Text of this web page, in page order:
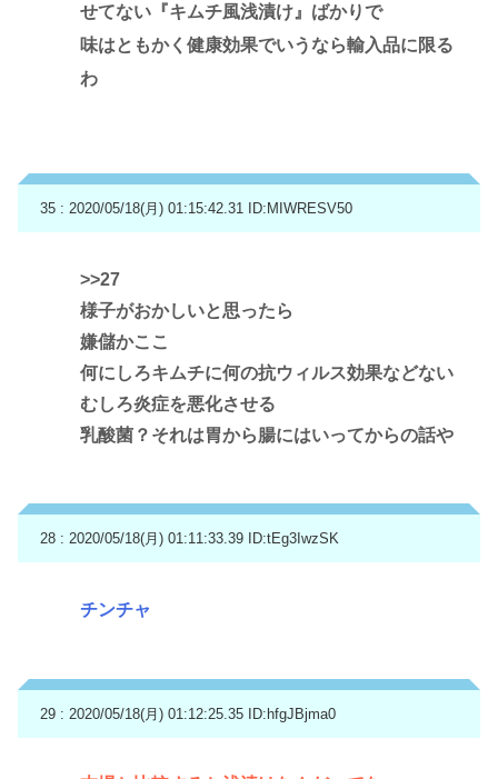
せてない『キムチ風浅漬け』ばかりで
味はともかく健康効果でいうなら輸入品に限る
わ
35 : 2020/05/18(月) 01:15:42.31 ID:MIWRESV50
>>27
様子がおかしいと思ったら
嫌儲かここ
何にしろキムチに何の抗ウィルス効果などない
むしろ炎症を悪化させる
乳酸菌？それは胃から腸にはいってからの話や
28 : 2020/05/18(月) 01:11:33.39 ID:tEg3IwzSK
チンチャ
29 : 2020/05/18(月) 01:12:25.35 ID:hfgJBjma0